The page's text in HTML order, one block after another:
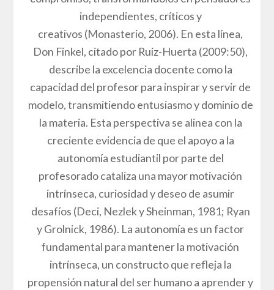
independientes, críticos y
creativos (Monasterio, 2006). En esta línea,
Don Finkel, citado por Ruiz-Huerta (2009:50),
describe la excelencia docente como la
capacidad del profesor para inspirar y servir de
modelo, transmitiendo entusiasmo y dominio de
la materia. Esta perspectiva se alinea con la
creciente evidencia de que el apoyo a la
autonomía estudiantil por parte del
profesorado cataliza una mayor motivación
intrínseca, curiosidad y deseo de asumir
desafíos (Deci, Nezlek y Sheinman, 1981; Ryan
y Grolnick, 1986). La autonomía es un factor
fundamental para mantener la motivación
intrínseca, un constructo que refleja la
propensión natural del ser humano a aprender y